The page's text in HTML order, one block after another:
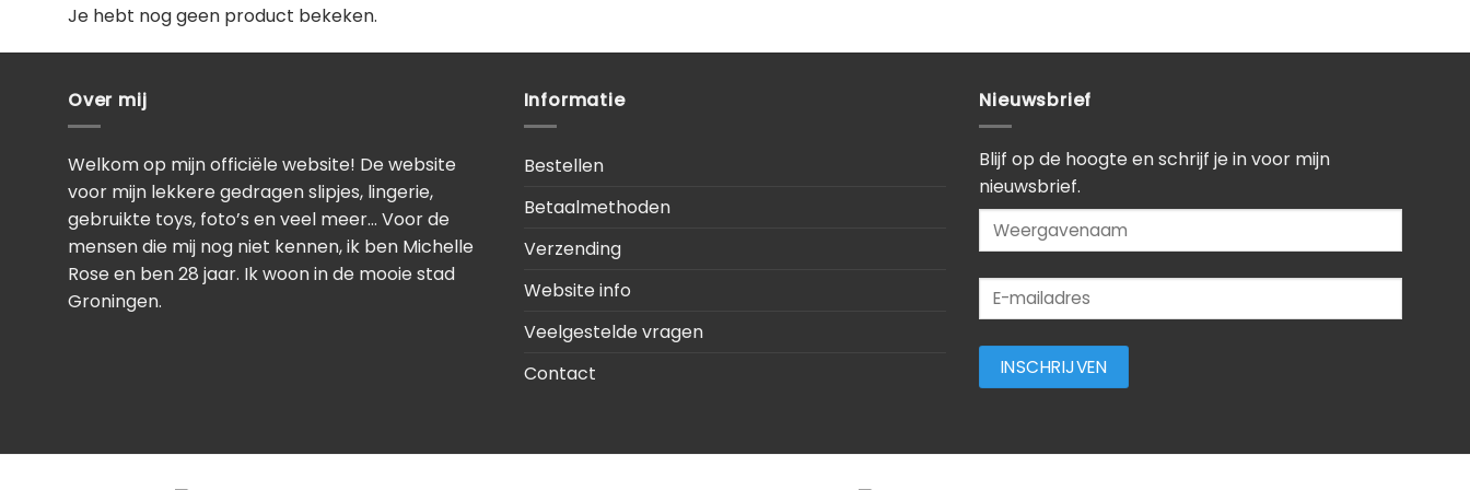
Je hebt nog geen product bekeken.
Over mij
Welkom op mijn officiële website! De website
voor mijn lekkere gedragen slipjes, lingerie,
gebruikte toys, foto’s en veel meer… Voor de
mensen die mij nog niet kennen, ik ben Michelle
Rose en ben 28 jaar. Ik woon in de mooie stad
Groningen.
Informatie
Bestellen
Betaalmethoden
Verzending
Website info
Veelgestelde vragen
Contact
Nieuwsbrief
Blijf op de hoogte en schrijf je in voor mijn
nieuwsbrief.